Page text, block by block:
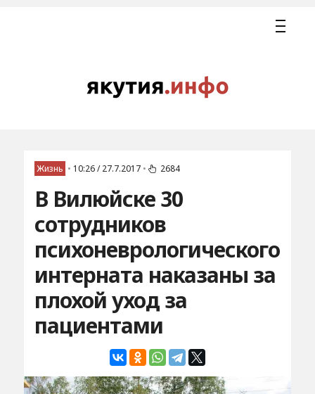
Жизнь • 10:26 / 27.7.2017 • 2684
В Вилюйске 30
сотрудников
психоневрологического
интерната наказаны за
плохой уход за
пациентами